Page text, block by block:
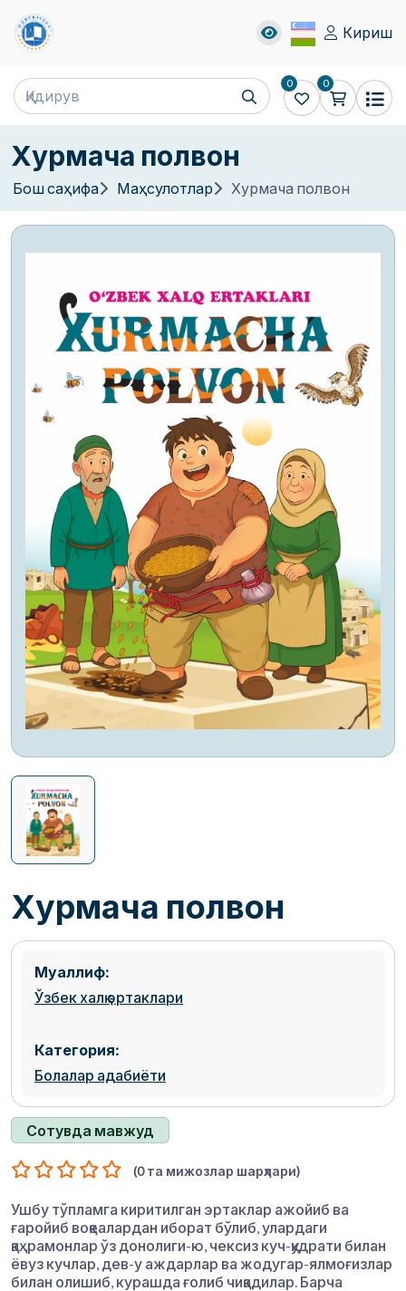
Кириш
0 0
Хурмача полвон
Бош саҳифа Маҳсулотлар Хурмача полвон
Хурмача полвон
Муаллиф:
Ўзбек халқ эртаклари
Категория:
Болалар адабиёти
Сотувда мавжуд
(0 та мижозлар шарҳлари)
Ушбу тўпламга киритилган эртаклар ажойиб ва
ғаройиб воқеалардан иборат бўлиб, улардаги
қаҳрамонлар ўз донолиги-ю, чексиз куч-қудрати билан
ёвуз кучлар, дев-у аждарлар ва жодугар-ялмоғизлар
билан олишиб, курашда ғолиб чиқадилар. Барча